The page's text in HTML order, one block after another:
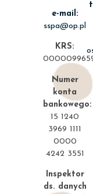
e-mail:
sspa@op.pl
KRS:
Numer
konta
bankowego:
15 1240
3969 1111
0000
4242 3551
Inspektor
ds. danych